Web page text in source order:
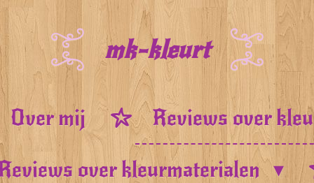
mk-kleurt
Over mij Reviews over
over kleurmaterialen